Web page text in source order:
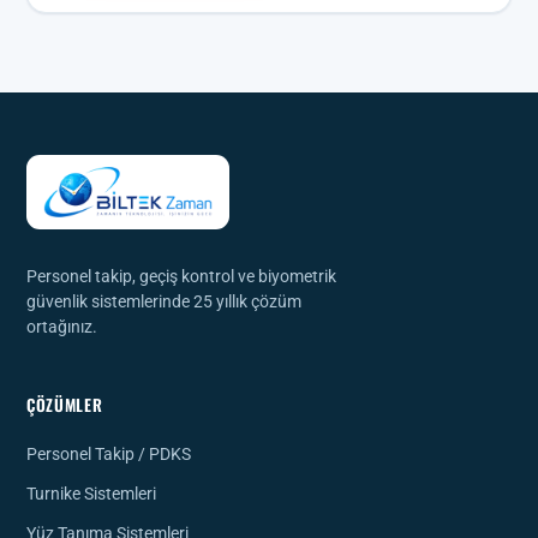
Personel takip, geçiş kontrol ve biyometrik
güvenlik sistemlerinde 25 yıllık çözüm
ortağınız.
ÇÖZÜMLER
Personel Takip / PDKS
Turnike Sistemleri
Yüz Tanıma Sistemleri